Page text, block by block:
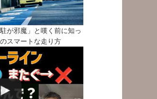
が邪魔」と嘆く前に知っ
スマートな走り方